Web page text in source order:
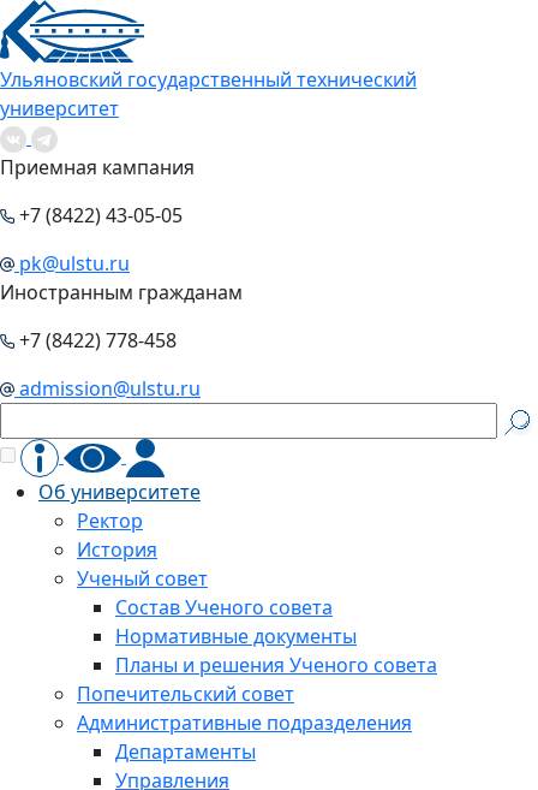
Ульяновский государственный технический
университет
Приемная кампания
+7 (8422) 43-05-05
pk@ulstu.ru
Иностранным гражданам
+7 (8422) 778-458
admission@ulstu.ru
Об университете
Ректор
История
Ученый совет
Состав Ученого совета
Нормативные документы
Планы и решения Ученого совета
Попечительский совет
Административные подразделения
Департаменты
Управления